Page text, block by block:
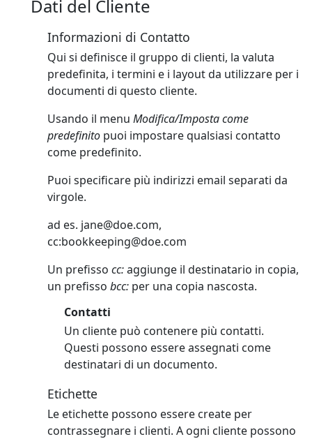
Dati del Cliente
Informazioni di Contatto
Qui si definisce il gruppo di clienti, la valuta
predefinita, i termini e i layout da utilizzare per i
documenti di questo cliente.
Usando il menu Modifica/Imposta come
predefinito puoi impostare qualsiasi contatto
come predefinito.
Puoi specificare più indirizzi email separati da
virgole.
ad es. jane@doe.com,
cc:bookkeeping@doe.com
Un prefisso cc:aggiunge il destinatario in copia,
un prefisso bcc: per una copia nascosta.
Contatti
Un cliente può contenere più contatti.
Questi possono essere assegnati come
destinatari di un documento.
Etichette
Le etichette possono essere create per
contrassegnare i clienti. A ogni cliente possono